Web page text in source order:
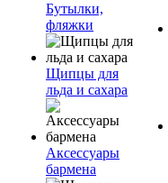
Бутылки,
фляжки
Щипцы для
льда и сахара
Аксессуары
бармена